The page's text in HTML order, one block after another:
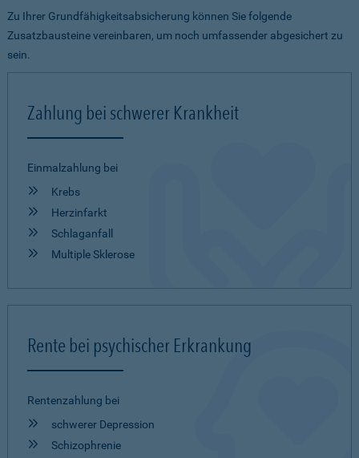
Zu Ihrer Grundfähigkeitsabsicherung können Sie folgende
Zusatzbausteine vereinbaren, um noch umfassender abgesichert zu
sein.
Zahlung bei schwerer Krankheit
Einmalzahlung bei
Krebs
Herzinfarkt
Schlaganfall
Multiple Sklerose
Rente bei psychischer Erkrankung
Rentenzahlung bei
schwerer Depression
Schizophrenie